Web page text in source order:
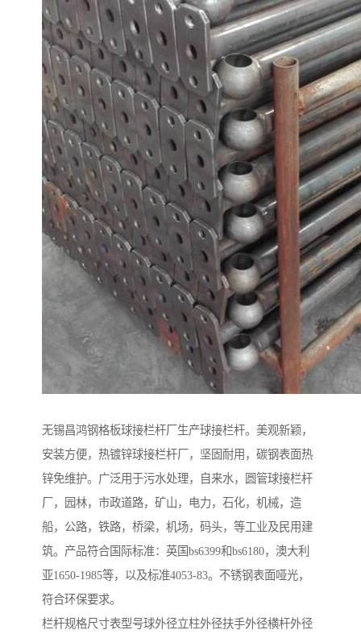
无锡昌鸿钢格板球接栏杆厂生产球接栏杆。美观新颖，
安装方便，热镀锌球接栏杆厂，坚固耐用，碳钢表面热
锌免维护。广泛用于污水处理，自来水，圆管球接栏杆
厂，园林，市政道路，矿山，电力，石化，机械，造
船，公路，铁路，桥梁，机场，码头，等工业及民用建
筑。产品符合国际标准：英国bs6399和bs6180，澳大利
亚1650-1985等，以及标准4053-83。不锈钢表面哑光，
符合环保要求。
栏杆规格尺寸表型号球外径立柱外径扶手外径横杆外径